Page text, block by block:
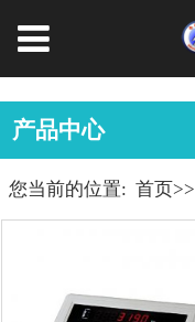
产品中心
您当前的位置:首页>>